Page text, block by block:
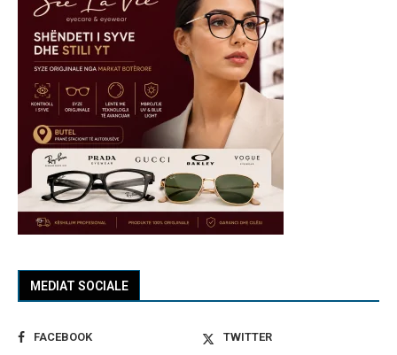
MEDIAT SOCIALE
FACEBOOK
TWITTER